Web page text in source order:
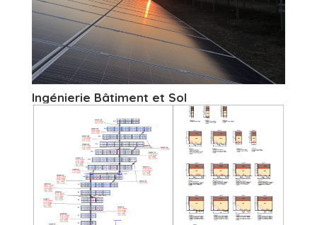
Ingénierie Bâtiment et Sol